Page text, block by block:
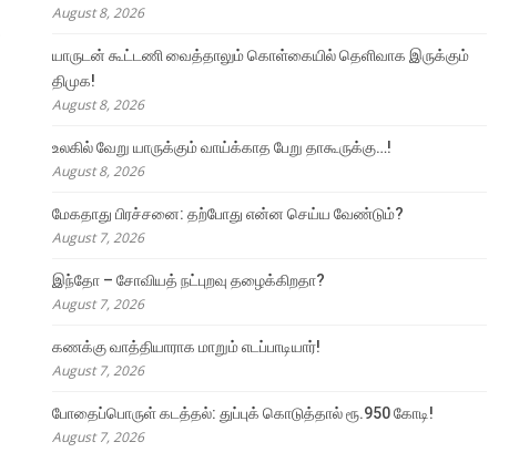
August 8, 2026
யாருடன் கூட்டணி வைத்தாலும் கொள்கையில் தெளிவாக இருக்கும்
திமுக!
August 8, 2026
உலகில் வேறு யாருக்கும் வாய்க்காத பேறு தாகூருக்கு…!
August 8, 2026
மேகதாது பிரச்சனை: தற்போது என்ன செய்ய வேண்டும்?
August 7, 2026
இந்தோ – சோவியத் நட்புறவு தழைக்கிறதா?
August 7, 2026
கணக்கு வாத்தியாராக மாறும் எடப்பாடியார்!
August 7, 2026
போதைப்பொருள் கடத்தல்: துப்புக் கொடுத்தால் ரூ.950 கோடி!
August 7, 2026